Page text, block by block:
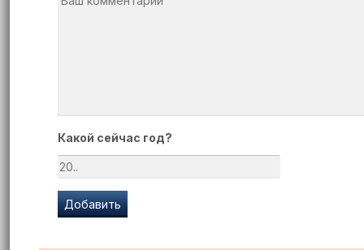
Какой сейчас год?